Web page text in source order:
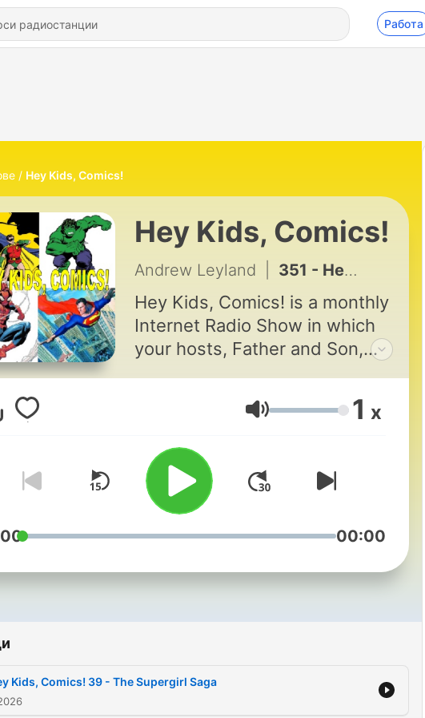
Работа
Hey Kids, Comics!
Hey Kids, Comics!
Andrew Leyland 351 - Hey Kids, Comics! 39 - The Supergirl Saga
Hey Kids, Comics! is a monthly
Internet Radio Show in which
your hosts, Father and Son,
look at stories from all era's
companies and genres.
affection and with just a dollop
of irreverence.
Сила на звука 1 x
00:00
Kids, Comics! 39 - The Supergirl Saga